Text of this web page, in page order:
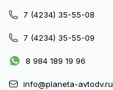
7 (4234) 35-55-08
7 (4234) 35-55-09
8 984 189 19 96
info@planeta-avtodv.ru